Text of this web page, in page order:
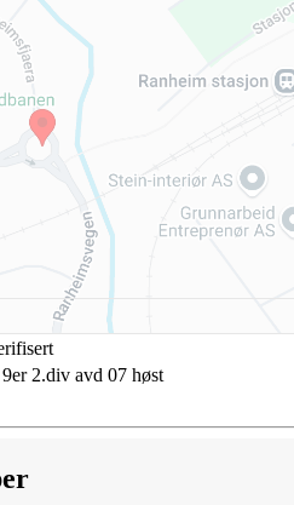
2.div avd 07 høst